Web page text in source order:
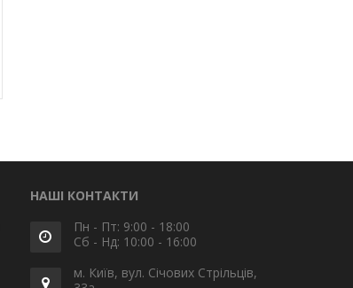
НАШІ КОНТАКТИ
Пн - Пт: 9:00 - 18:00
Сб - Нд: 10:00 - 16:00
м. Київ, вул. Січових Стрільців,